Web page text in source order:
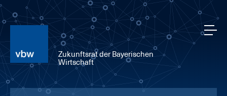
Zukunftsrat der Bayerischen
Wirtschaft